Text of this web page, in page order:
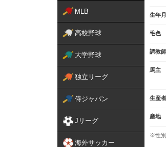
MLB
高校野球
大学野球
独立リーグ
侍ジャパン
Jリーグ
海外サッカー
生年
毛色
調教
馬主
生産者
産地
※性